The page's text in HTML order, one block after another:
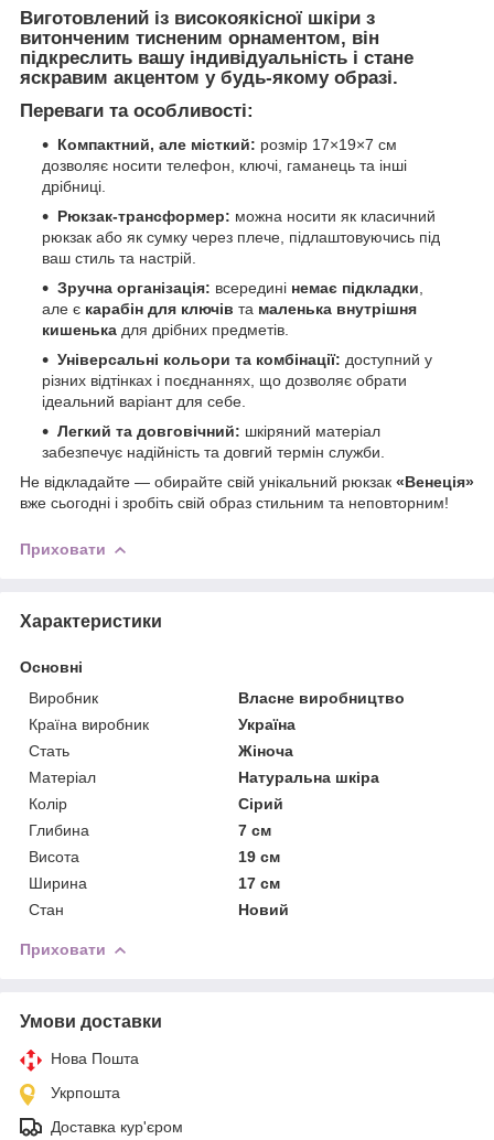
Виготовлений із високоякісної шкіри з
витонченим тисненим орнаментом, він
підкреслить вашу індивідуальність і стане
яскравим акцентом у будь-якому образі.
Переваги та особливості:
Компактний, але місткий: розмір 17×19×7 см
дозволяє носити телефон, ключі, гаманець та інші
дрібниці.
Рюкзак-трансформер: можна носити як класичний
рюкзак або як сумку через плече, підлаштовуючись під
ваш стиль та настрій.
Зручна організація: всередині немає підкладки
але є карабін для ключів та маленька внутрішня
кишенька для дрібних предметів.
Універсальні кольори та комбінації: доступний у
різних відтінках і поєднаннях, що дозволяє обрати
ідеальний варіант для себе.
Легкий та довговічний: шкіряний матеріал
забезпечує надійність та довгий термін служби.
Не відкладайте — обирайте свій унікальний рюкзак «Венеція»
вже сьогодні і зробіть свій образ стильним та неповторним!
Приховати
Характеристики
Основні
Виробник
Власне виробництво
Країна виробник
Україна
Стать
Жіноча
Матеріал
Натуральна шкіра
Колір
Сірий
Глибина
7 см
Висота
19 см
Ширина
17 см
Стан
Новий
Приховати
Умови доставки
Нова Пошта
Укрпошта
Доставка кур'єром